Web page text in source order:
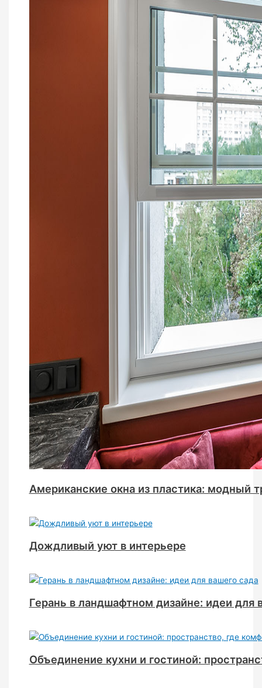
Американские окна из пластика: модный
Дождливый уют в интерьере
Герань в ландшафтном дизайне: идеи для
Объединение кухни и гостиной: